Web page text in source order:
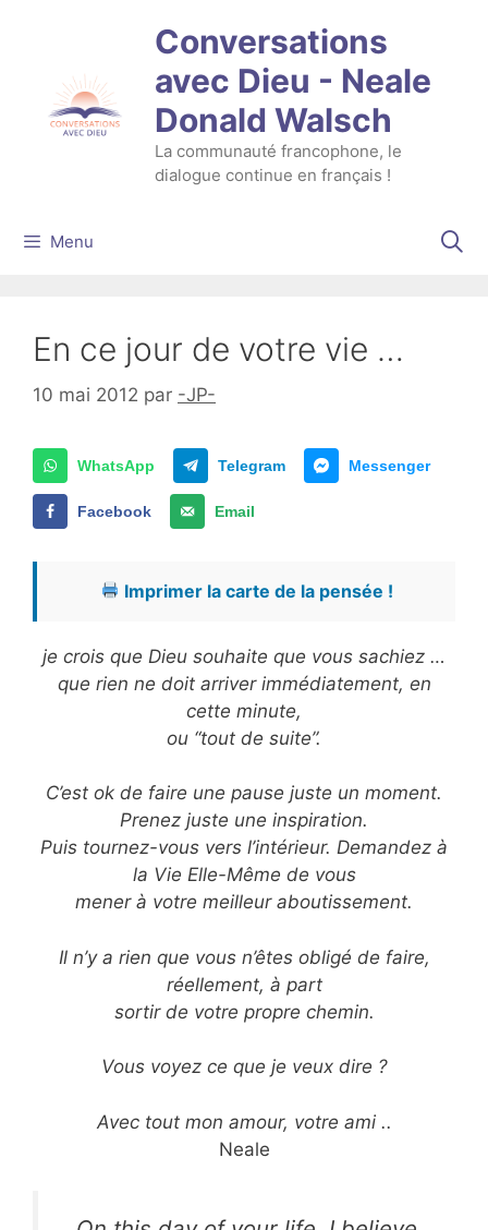
Conversations
avec Dieu - Neale
Donald Walsch
La communauté francophone, le
dialogue continue en français !
Menu
En ce jour de votre vie …
10 mai 2012 par -JP-
WhatsApp Telegram Messenger
Facebook Email
Imprimer la carte de la pensée !
je crois que Dieu souhaite que vous sachiez …
que rien ne doit arriver immédiatement, en
cette minute,
ou “tout de suite”.
C’est ok de faire une pause juste un moment.
Prenez juste une inspiration.
Puis tournez-vous vers l’intérieur. Demandez à
la Vie Elle-Même de vous
mener à votre meilleur aboutissement.
Il n’y a rien que vous n’êtes obligé de faire,
réellement, à part
sortir de votre propre chemin.
Vous voyez ce que je veux dire ?
Avec tout mon amour, votre ami ..
Neale